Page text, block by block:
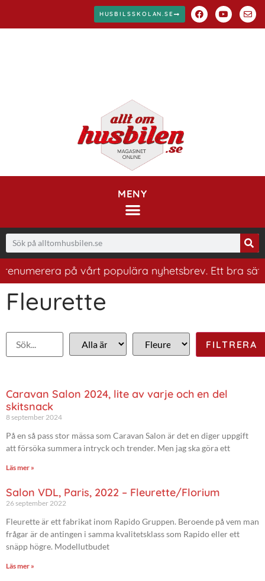
HUSBILSSKOLAN.SE
MENY
på vårt populära nyhetsbrev. Ett bra sätt
Fleurette
Caravan Salon 2024, lite av varje och en del
skitsnack
8 september 2024
På en så pass stor mässa som Caravan Salon är det en diger uppgift
att försöka summera intryck och trender. Men jag ska göra ett
Läs mer »
Salon VDL, Paris, 2022 – Fleurette/Florium
26 september 2022
Fleurette är ett fabrikat inom Rapido Gruppen. Beroende på vem man
frågar är de antingen i samma kvalitetsklass som Rapido eller ett
snäpp högre. Modellutbudet
Läs mer »